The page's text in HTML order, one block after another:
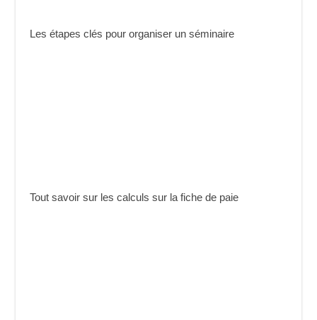
Les étapes clés pour organiser un séminaire
Tout savoir sur les calculs sur la fiche de paie